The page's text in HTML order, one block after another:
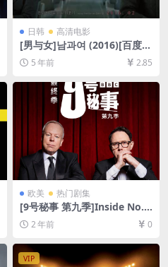
日韩 高清电影
[男与女]남과여 (2016)[百度网
盘+迅雷云盘资源1080P超清
未删减][MP4/6.6GB][韩语中
字]
5 年前 2.85
欧美 热门剧集
[9号秘事 第九季]Inside No. 9
Season 9 (2024)[百度网盘
+夸克网盘1080P超清未删减
4/4.6GB][中文字幕]
2 年前 0
VIP